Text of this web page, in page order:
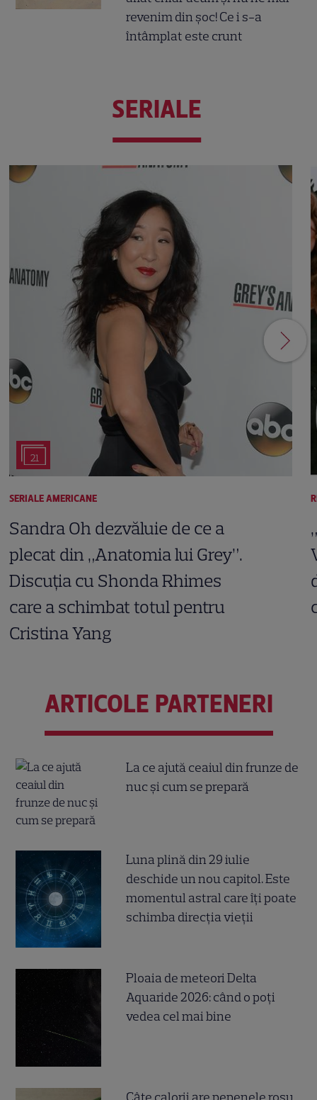
revenim din șoc! Ce i s-a
întâmplat este crunt
SERIALE
21
SERIALE AMERICANE
Sandra Oh dezvăluie de ce a
plecat din „Anatomia lui Grey”.
Discuția cu Shonda Rhimes
care a schimbat totul pentru
Cristina Yang
ARTICOLE PARTENERI
La ce ajută ceaiul din frunze de
nuc și cum se prepară
Luna plină din 29 iulie
deschide un nou capitol. Este
momentul astral care îți poate
schimba direcția vieții
Ploaia de meteori Delta
Aquaride 2026: când o poți
vedea cel mai bine
Câte calorii are pepenele roșu